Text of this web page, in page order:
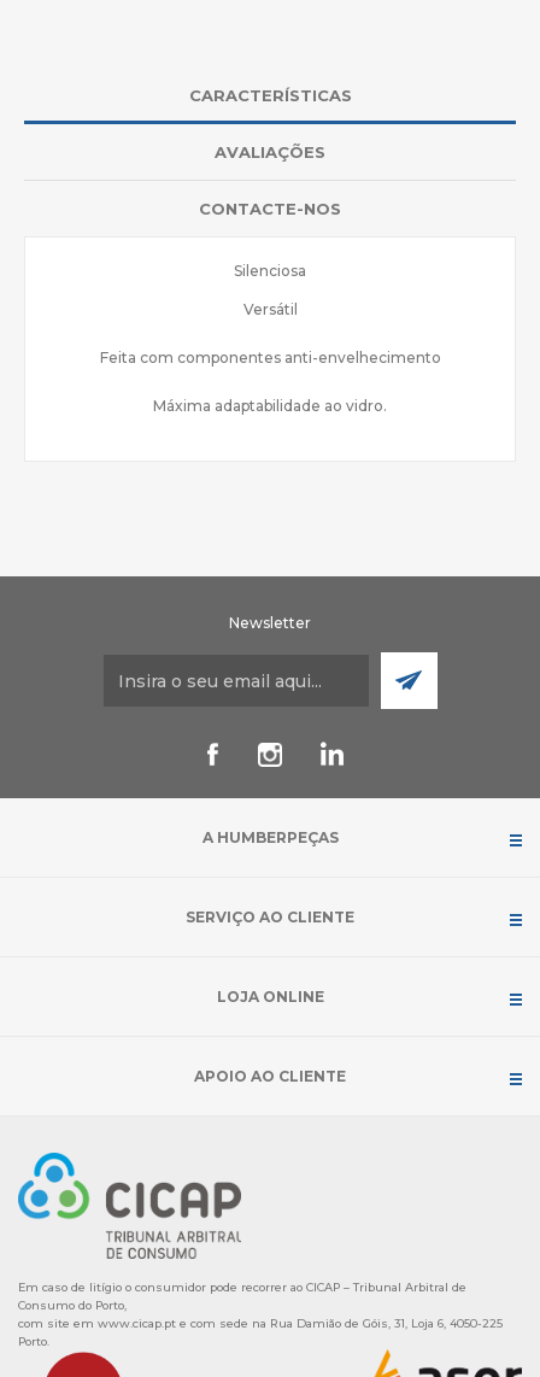
CARACTERÍSTICAS
AVALIAÇÕES
CONTACTE-NOS
Silenciosa
Versátil
Feita com componentes anti-envelhecimento
Máxima adaptabilidade ao vidro.
Newsletter
A HUMBERPEÇAS
SERVIÇO AO CLIENTE
LOJA ONLINE
APOIO AO CLIENTE
Em caso de litígio o consumidor pode recorrer ao CICAP – Tribunal Arbitral de
Consumo do Porto,
com site em www.cicap.pt e com sede na Rua Damião de Góis, 31, Loja 6, 4050-225
Porto.